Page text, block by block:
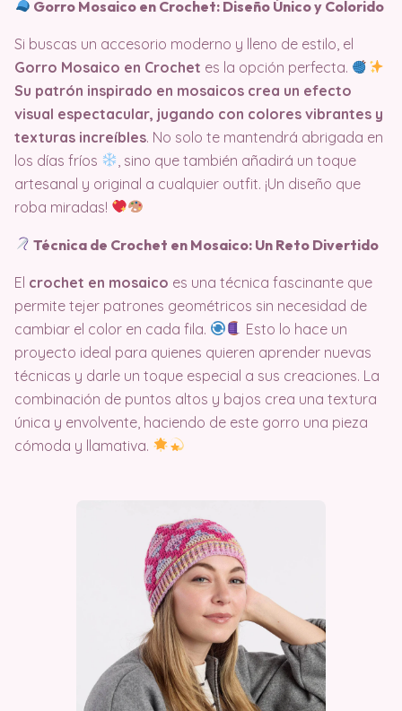
Gorro Mosaico en Crochet: Diseño Único y Colorido
Si buscas un accesorio moderno y lleno de estilo, el
Gorro Mosaico en Crochet es la opción perfecta.
Su patrón inspirado en mosaicos crea un efecto
visual espectacular, jugando con colores vibrantes y
texturas increíbles. No solo te mantendrá abrigada en
los días fríos
, sino que también añadirá un toque
artesanal y original a cualquier outfit. ¡Un diseño que
roba miradas!
Técnica de Crochet en Mosaico: Un Reto Divertido
El crochet en mosaico es una técnica fascinante que
permite tejer patrones geométricos sin necesidad de
cambiar el color en cada fila.
Esto lo hace un
proyecto ideal para quienes quieren aprender nuevas
técnicas y darle un toque especial a sus creaciones. La
combinación de puntos altos y bajos crea una textura
única y envolvente, haciendo de este gorro una pieza
cómoda y llamativa.